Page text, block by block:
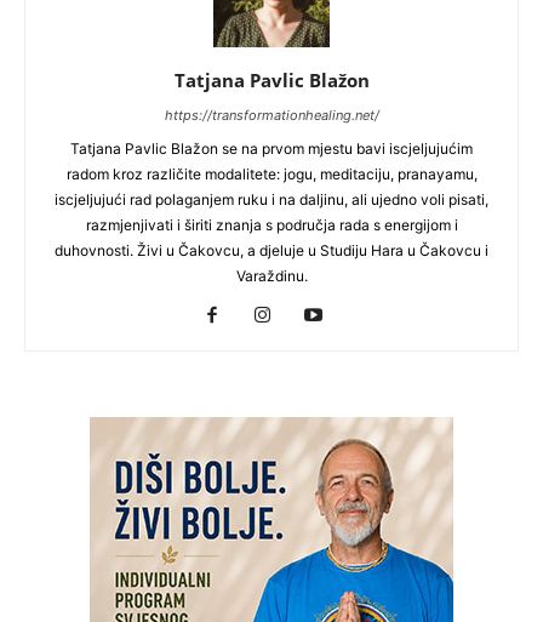
Tatjana Pavlic Blažon
https://transformationhealing.net/
Tatjana Pavlic Blažon se na prvom mjestu bavi iscjeljujućim
radom kroz različite modalitete: jogu, meditaciju, pranayamu,
iscjeljujući rad polaganjem ruku i na daljinu, ali ujedno voli pisati,
razmjenjivati i širiti znanja s područja rada s energijom i
duhovnosti. Živi u Čakovcu, a djeluje u Studiju Hara u Čakovcu i
Varaždinu.